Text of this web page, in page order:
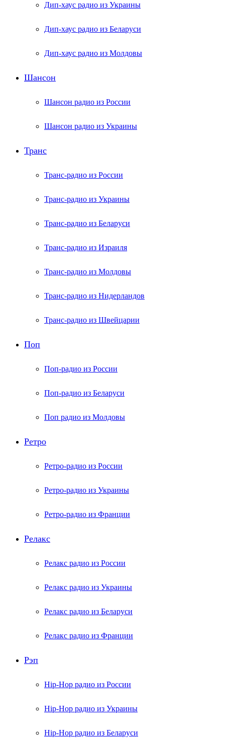
Дип-хаус радио из Украины
Дип-хаус радио из Беларуси
Дип-хаус радио из Молдовы
Шансон
Шансон радио из России
Шансон радио из Украины
Транс
Транс-радио из России
Транс-радио из Украины
Транс-радио из Беларуси
Транс-радио из Израиля
Транс-радио из Молдовы
Транс-радио из Нидерландов
Транс-радио из Швейцарии
Поп
Поп-радио из России
Поп-радио из Беларуси
Поп радио из Молдовы
Ретро
Ретро-радио из России
Ретро-радио из Украины
Ретро-радио из Франции
Релакс
Релакс радио из России
Релакс радио из Украины
Релакс радио из Беларуси
Релакс радио из Франции
Рэп
Hip-Hop радио из России
Hip-Hop радио из Украины
Hip-Hop радио из Беларуси